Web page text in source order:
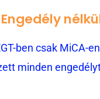
Engedély
ben csak MiCA-
minden